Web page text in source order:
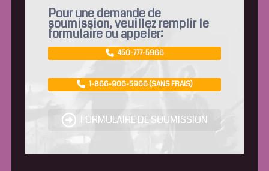
Pour une demande de
soumission, veuillez remplir le
formulaire ou appeler:
450-777-5966
1-866-906-5966 (SANS FRAIS)
FORMULAIRE DE SOUMISSION